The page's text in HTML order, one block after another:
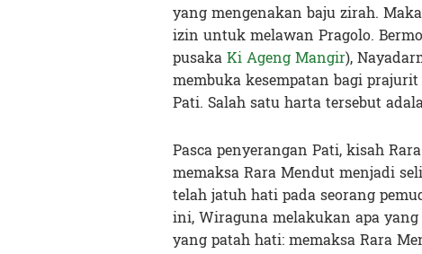
yang mengenakan baju zirah.
izin untuk melawan Pragolo.
pusakaKi Ageng Mangir),
membuka kesempatan bagi
Pati. Salah satu harta tersebut
Pasca penyerangan Pati, kisah
memaksa Rara Mendut menjadi
telah jatuh hati pada seorang
ini, Wiraguna melakukan apa
yang patah hati: memaksa Rara